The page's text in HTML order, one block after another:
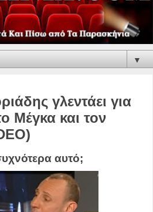
▼
γλεντάει για
Μέγκα και τον
αυτό;